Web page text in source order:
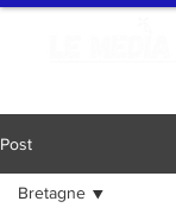
Post
Bretagne